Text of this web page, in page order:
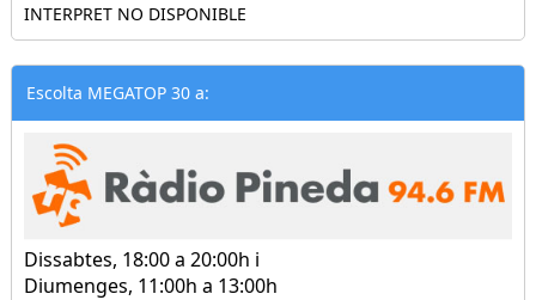
INTERPRET NO DISPONIBLE
Escolta MEGATOP 30 a:
Dissabtes, 18:00 a 20:00h i
Diumenges, 11:00h a 13:00h